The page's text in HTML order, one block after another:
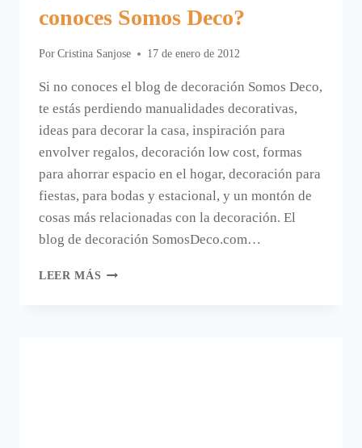
conoces Somos Deco?
Por Cristina Sanjose 17 de enero de 2012
Si no conoces el blog de decoración Somos Deco,
te estás perdiendo manualidades decorativas,
ideas para decorar la casa, inspiración para
envolver regalos, decoración low cost, formas
para ahorrar espacio en el hogar, decoración para
fiestas, para bodas y estacional, y un montón de
cosas más relacionadas con la decoración. El
blog de decoración SomosDeco.com…
LEER MÁS ¿CÓMO